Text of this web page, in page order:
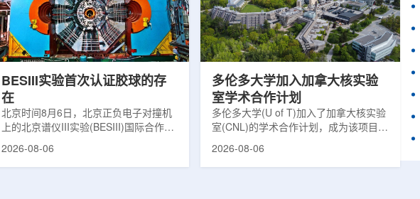
于智利安第斯山脉的美国国家科学基金
会托洛洛山美洲际天文台的布兰科4米望
远镜上。(图片由Reidar Hahn/费米国家
加速...
响微电子器件的性能和寿命。(图片由
ChatGPT 提供。)微电子器件广泛用于
智能手机、笔记本电脑、安全通信和人
工...
BESIII实验首次认证胶球的存
在
北京时间8月6日，北京正负电子对撞机
上的北京谱仪III实验(BESIII)国际合作组
在巴西举行的国际高能物理大会(ICHEP
2026-08-06
多伦多大学加入加拿大核实验
室学术合作计划
多伦多大学(U of T)加入了加拿大核实验
室(CNL)的学术合作计划，成为该项目中
的第十家参与机构。这项举措旨在加强
2026-08-06